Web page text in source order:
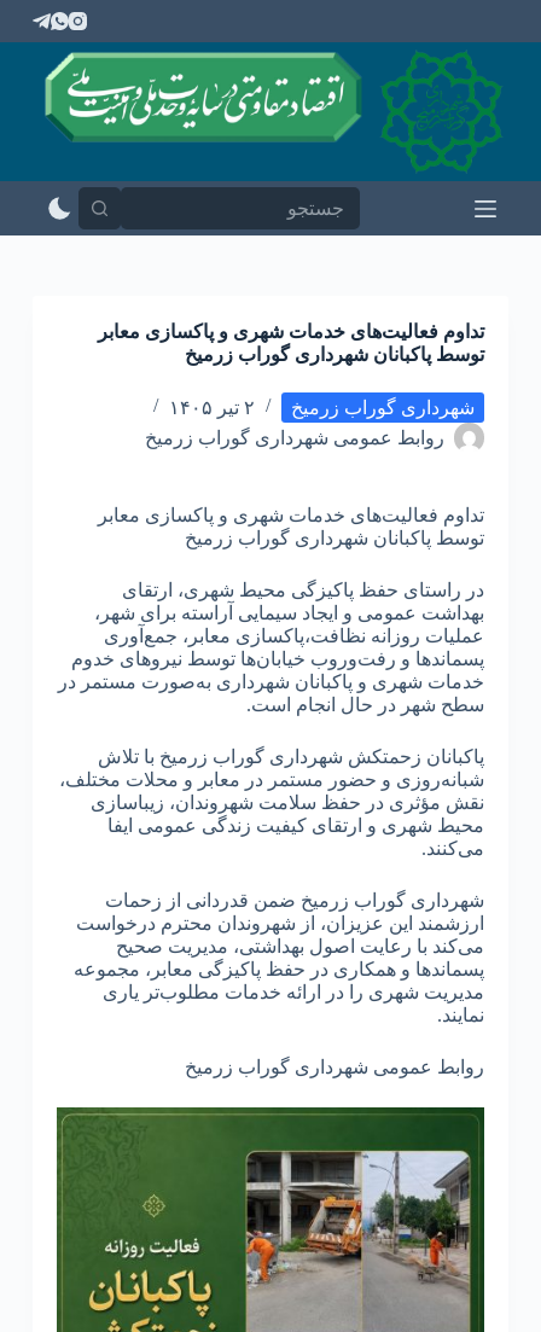
ر
ت
تداوم فعالیت‌های خدمات شهری و پاکسازی معابر
توسط پاکبانان شهرداری گوراب زرمیخ
شهرداری گوراب زرمیخ
۲ تیر ۱۴۰۵
روابط عمومی شهرداری گوراب زرمیخ
تداوم فعالیت‌های خدمات شهری و پاکسازی معابر
توسط پاکبانان شهرداری گوراب زرمیخ
در راستای حفظ پاکیزگی محیط شهری، ارتقای
بهداشت عمومی و ایجاد سیمایی آراسته برای شهر،
عملیات روزانه نظافت،پاکسازی معابر، جمع‌آوری
پسماندها و رفت‌وروب خیابان‌ها توسط نیروهای خدوم
خدمات شهری و پاکبانان شهرداری به‌صورت مستمر در
سطح شهر در حال انجام است.
پاکبانان زحمتکش شهرداری گوراب زرمیخ با تلاش
شبانه‌روزی و حضور مستمر در معابر و محلات مختلف،
نقش مؤثری در حفظ سلامت شهروندان، زیباسازی
محیط شهری و ارتقای کیفیت زندگی عمومی ایفا
می‌کنند.
شهرداری گوراب زرمیخ ضمن قدردانی از زحمات
ارزشمند این عزیزان، از شهروندان محترم درخواست
می‌کند با رعایت اصول بهداشتی، مدیریت صحیح
پسماندها و همکاری در حفظ پاکیزگی معابر، مجموعه
مدیریت شهری را در ارائه خدمات مطلوب‌تر یاری
نمایند.
روابط عمومی شهرداری گوراب زرمیخ